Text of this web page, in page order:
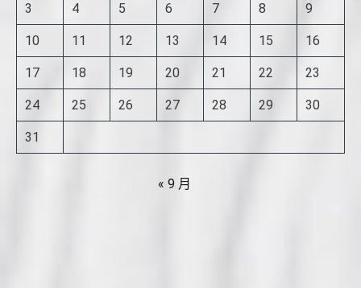
3 4 5 6 7 8 9
10 11 12 13 14 15 16
17 18 19 20 21 22 23
24 25 26 27 28 29 30
31
« 9 月